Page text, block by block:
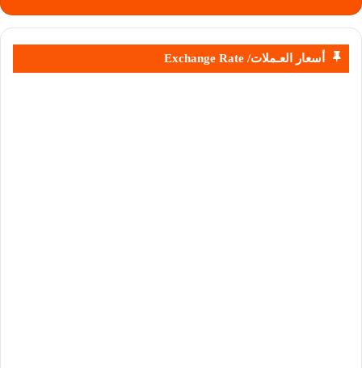
أسعار العـملات/ Exchange Rate